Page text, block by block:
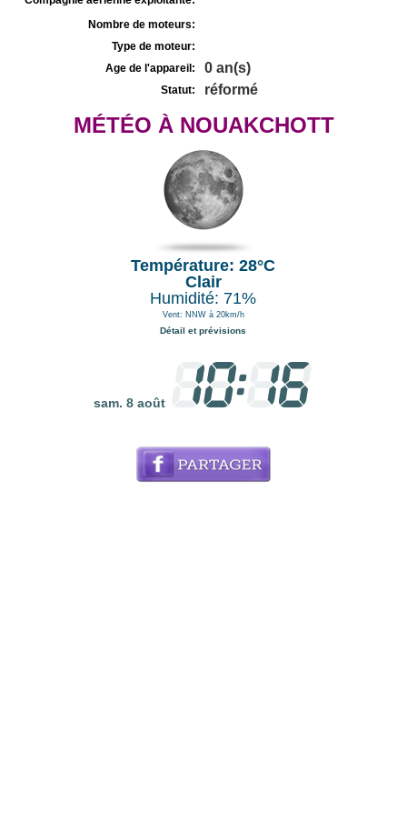
Nombre de moteurs:
Type de moteur:
Age de l'appareil:
0 an(s)
Statut: réformé
MÉTÉO À NOUAKCHOTT
Température: 28°C
Clair
Humidité: 71%
Vent: NNW à 20km/h
Détail et prévisions
sam. 8 août